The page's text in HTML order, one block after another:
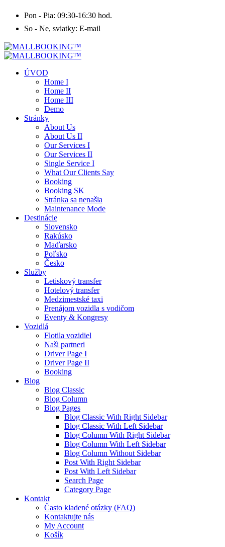
Pon - Pia: 09:30-16:30 hod.
So - Ne, sviatky: E-mail
ÚVOD
Home I
Home II
Home III
Demo
Stránky
About Us
About Us II
Our Services I
Our Services II
Single Service I
What Our Clients Say
Booking
Booking SK
Stránka sa nenašla
Maintenance Mode
Destinácie
Slovensko
Rakúsko
Maďarsko
Poľsko
Česko
Služby
Letiskový transfer
Hotelový transfer
Medzimestské taxi
Prenájom vozidla s vodičom
Eventy & Kongresy
Vozidlá
Flotila vozidiel
Naši partneri
Driver Page I
Driver Page II
Booking
Blog
Blog Classic
Blog Column
Blog Pages
Blog Classic With Right Sidebar
Blog Classic With Left Sidebar
Blog Column With Right Sidebar
Blog Column With Left Sidebar
Blog Column Without Sidebar
Post With Right Sidebar
Post With Left Sidebar
Search Page
Category Page
Kontakt
Často kladené otázky (FAQ)
Kontaktujte nás
My Account
Košík